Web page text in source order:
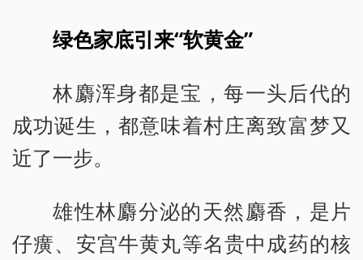
绿色家底引来“软黄金”
林麝浑身都是宝，每一头后代的
成功诞生，都意味着村庄离致富梦又
近了一步。
雄性林麝分泌的天然麝香，是片
仔癀、安宫牛黄丸等名贵中成药的核